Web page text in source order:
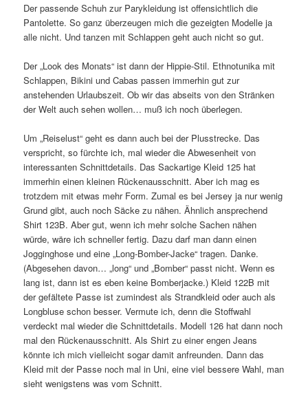
Der passende Schuh zur Parykleidung ist offensichtlich die
Pantolette. So ganz überzeugen mich die gezeigten Modelle ja
alle nicht. Und tanzen mit Schlappen geht auch nicht so gut.
Der „Look des Monats“ ist dann der Hippie-Stil. Ethnotunika mit
Schlappen, Bikini und Cabas passen immerhin gut zur
anstehenden Urlaubszeit. Ob wir das abseits von den Stränken
der Welt auch sehen wollen… muß ich noch überlegen.
Um „Reiselust“ geht es dann auch bei der Plusstrecke. Das
verspricht, so fürchte ich, mal wieder die Abwesenheit von
interessanten Schnittdetails. Das Sackartige Kleid 125 hat
immerhin einen kleinen Rückenausschnitt. Aber ich mag es
trotzdem mit etwas mehr Form. Zumal es bei Jersey ja nur wenig
Grund gibt, auch noch Säcke zu nähen. Ähnlich ansprechend
Shirt 123B. Aber gut, wenn ich mehr solche Sachen nähen
würde, wäre ich schneller fertig. Dazu darf man dann einen
Jogginghose und eine „Long-Bomber-Jacke“ tragen. Danke.
(Abgesehen davon… „long“ und „Bomber“ passt nicht. Wenn es
lang ist, dann ist es eben keine Bomberjacke.) Kleid 122B mit
der gefältete Passe ist zumindest als Strandkleid oder auch als
Longbluse schon besser. Vermute ich, denn die Stoffwahl
verdeckt mal wieder die Schnittdetails. Modell 126 hat dann noch
mal den Rückenausschnitt. Als Shirt zu einer engen Jeans
könnte ich mich vielleicht sogar damit anfreunden. Dann das
Kleid mit der Passe noch mal in Uni, eine viel bessere Wahl, man
sieht wenigstens was vom Schnitt.